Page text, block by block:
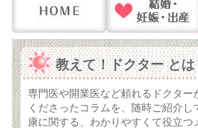
教えて！ドクター とは
専門医や開業医など頼れるドクタ
くださったコラムを、随時ご紹介
康に関する、わかりやすくて役立